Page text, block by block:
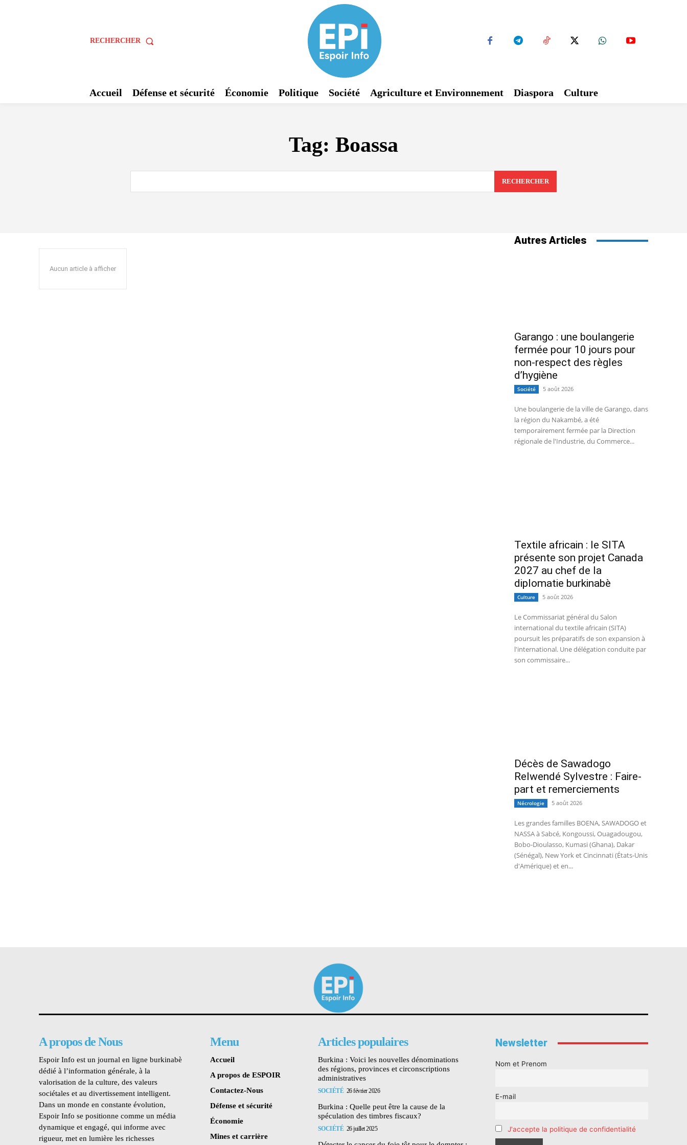
RECHERCHER
Accueil Défense et sécurité Économie Politique Société Agriculture et Environnement Diaspora Culture
Tag: Boassa
RECHERCHER
Aucun article à afficher
Autres Articles
Garango : une boulangerie
fermée pour 10 jours pour
non-respect des règles
d’hygiène
Société 5 août 2026
Une boulangerie de la ville de Garango, dans
la région du Nakambé, a été
temporairement fermée par la Direction
régionale de l'Industrie, du Commerce...
Textile africain : le SITA
présente son projet Canada
2027 au chef de la
diplomatie burkinabè
Culture 5 août 2026
Le Commissariat général du Salon
international du textile africain (SITA)
poursuit les préparatifs de son expansion à
l'international. Une délégation conduite par
son commissaire...
Décès de Sawadogo
Relwendé Sylvestre : Faire-
part et remerciements
Nécrologie 5 août 2026
Les grandes familles BOENA, SAWADOGO et
NASSA à Sabcé, Kongoussi, Ouagadougou,
Bobo-Dioulasso, Kumasi (Ghana), Dakar
(Sénégal), New York et Cincinnati (États-Unis
d'Amérique) et en...
A propos de Nous
Espoir Info est un journal en ligne burkinabè
dédié à l’information générale, à la
valorisation de la culture, des valeurs
sociétales et au divertissement intelligent.
Dans un monde en constante évolution,
Espoir Info se positionne comme un média
dynamique et engagé, qui informe avec
rigueur, met en lumière les richesses
Menu
Accueil
A propos de ESPOIR
Contactez-Nous
Défense et sécurité
Économie
Mines et carrière
Articles populaires
Burkina : Voici les nouvelles dénominations
des régions, provinces et circonscriptions
administratives
SOCIÉTÉ 26 février 2026
Burkina : Quelle peut être la cause de la
spéculation des timbres fiscaux?
SOCIÉTÉ 26 juillet 2025
Newsletter
Nom et Prenom
E-mail
J'accepte la politique de confidentialité